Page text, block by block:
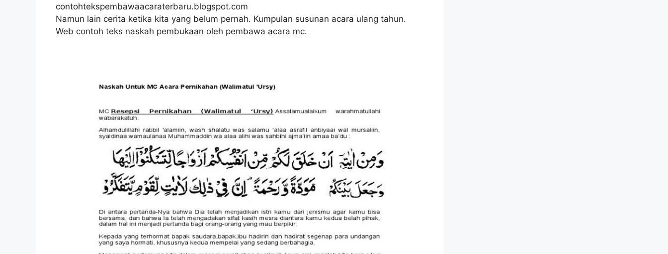
contohtekspembawaacaraterbaru.blogspot.com
Namun lain cerita ketika kita yang belum pernah. Kumpulan susunan acara ulang tahun.
Web contoh teks naskah pembukaan oleh pembawa acara mc.